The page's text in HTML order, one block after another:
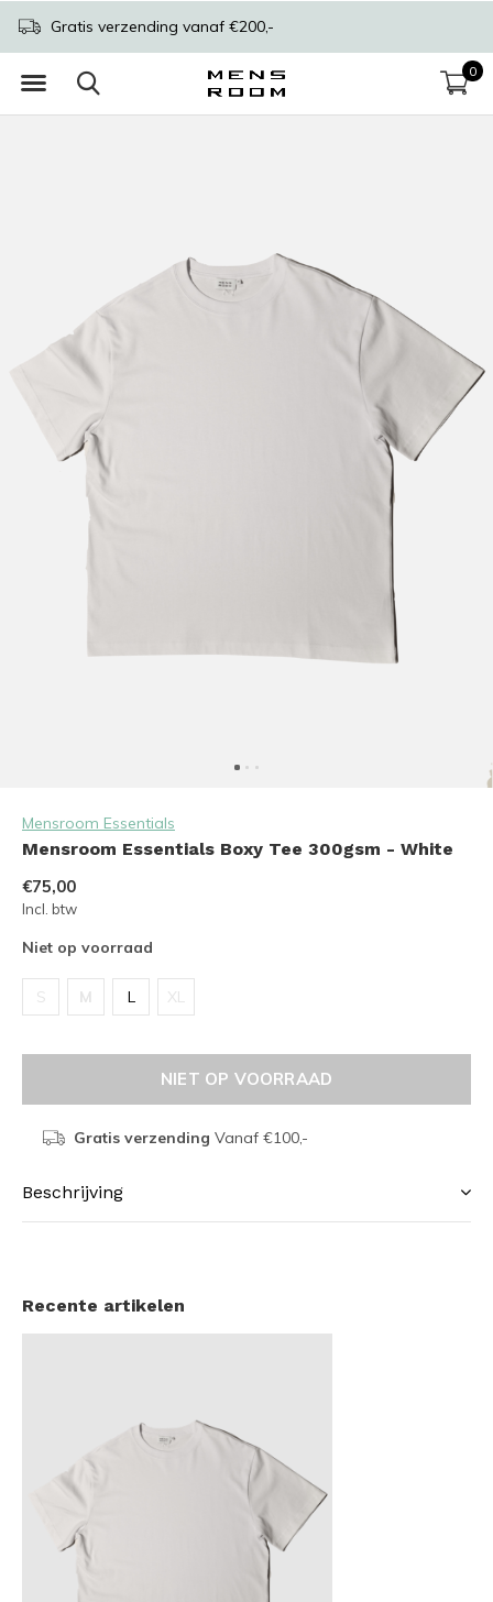
0
Gratis verzending vanaf €200,-
Mensroom Essentials
Mensroom Essentials Boxy Tee 300gsm - White
€75,00
Incl. btw
Niet op voorraad
S M L XL
NIET OP VOORRAAD
Gratis verzending Vanaf €100,-
Beschrijving
Recente artikelen